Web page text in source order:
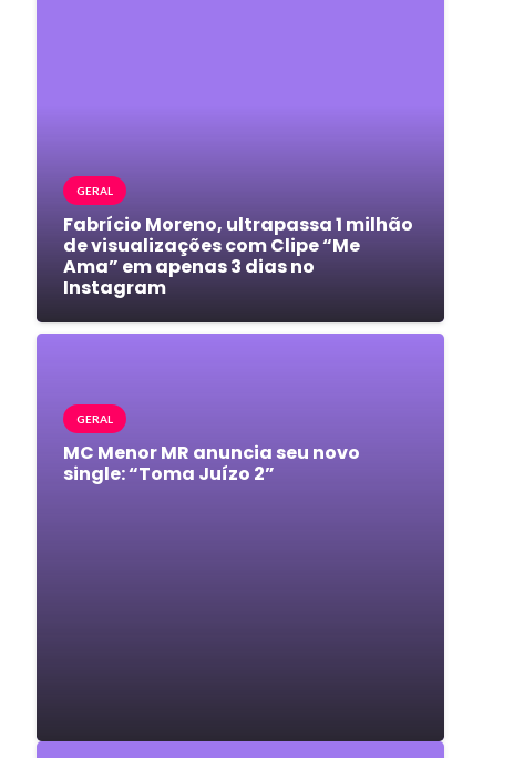
GERAL
Fabrício Moreno, ultrapassa 1 milhão
de visualizações com Clipe “Me
Ama” em apenas 3 dias no
Instagram
GERAL
MC Menor MR anuncia seu novo
single: “Toma Juízo 2”